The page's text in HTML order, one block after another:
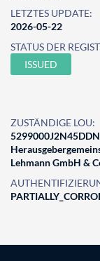
LETZTES UPDATE:
2026-05-22
STATUS DER
ISSUED
ZUSTÄNDIGE LOU:
Lehmann GmbH &